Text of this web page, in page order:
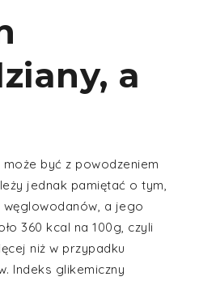
a
może być z powodzeniem
jednak pamiętać o tym,
węglowodanów, a jego
360 kcal na 100g, czyli
niż w przypadku
Indeks glikemiczny